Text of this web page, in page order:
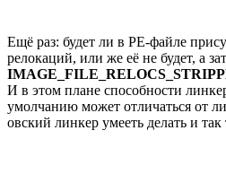
Ещё раз: будет ли в PE-файле
релокаций, или же её не будет, а
И в этом плане способности
умолчанию может отличаться от
овский линкер умееть делать и так